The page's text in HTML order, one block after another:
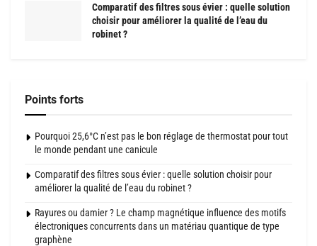
Comparatif des filtres sous évier : quelle solution
choisir pour améliorer la qualité de l’eau du
robinet ?
Points forts
Pourquoi 25,6°C n’est pas le bon réglage de thermostat pour tout
le monde pendant une canicule
Comparatif des filtres sous évier : quelle solution choisir pour
améliorer la qualité de l’eau du robinet ?
Rayures ou damier ? Le champ magnétique influence des motifs
électroniques concurrents dans un matériau quantique de type
graphène